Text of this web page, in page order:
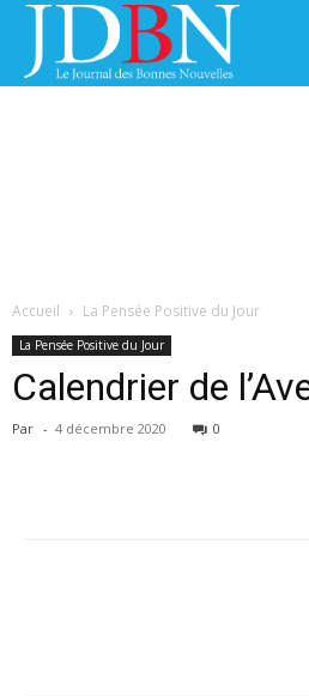
Accueil La Pensée Positive du Jour
La Pensée Positive du Jour
Calendrier de
Par - 4 décembre 2020 0